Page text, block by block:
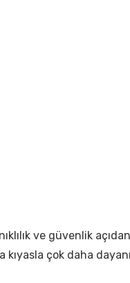
ve güvenlik
çok daha